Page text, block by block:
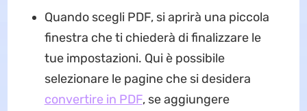
Quando scegli PDF, si aprirà una piccola
finestra che ti chiederà di finalizzare le
tue impostazioni. Qui è possibile
selezionare le pagine che si desidera
convertire in PDF, se aggiungere